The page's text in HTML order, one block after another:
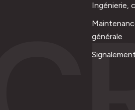
Ingénierie,
générale